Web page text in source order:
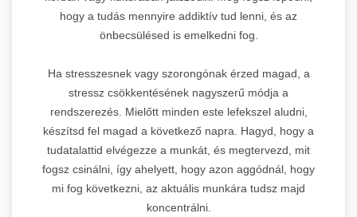
hogy a tudás mennyire addiktív tud lenni, és az
önbecsülésed is emelkedni fog.
Ha stresszesnek vagy szorongónak érzed magad, a
stressz csökkentésének nagyszerű módja a
rendszerezés. Mielőtt minden este lefekszel aludni,
készítsd fel magad a következő napra. Hagyd, hogy a
tudatalattid elvégezze a munkát, és megtervezd, mit
fogsz csinálni, így ahelyett, hogy azon aggódnál, hogy
mi fog következni, az aktuális munkára tudsz majd
koncentrálni.